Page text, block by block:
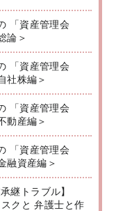
「資産管理会
論＞
「資産管理会
社株編＞
「資産管理会
動産編＞
「資産管理会
融資産編＞
継トラブル】
クと 弁護士と作